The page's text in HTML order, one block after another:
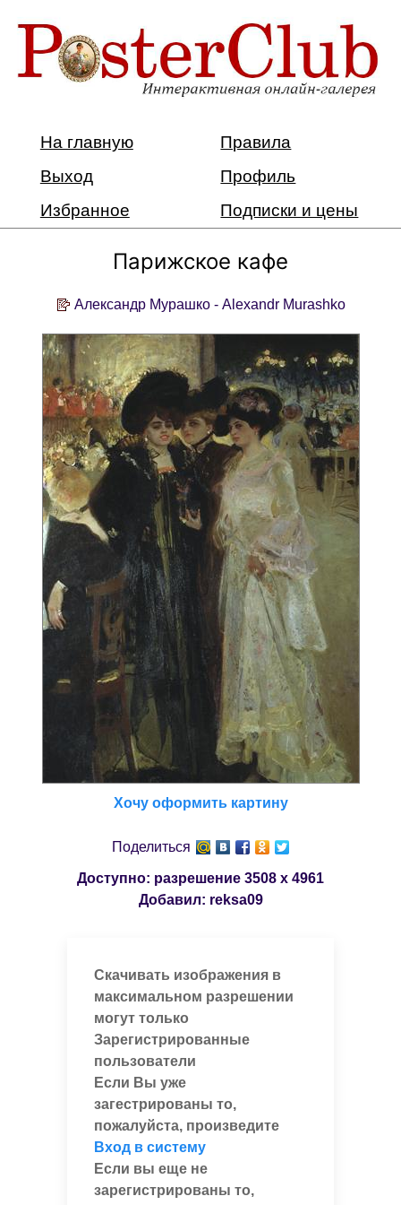
На главную
Правила
Выход
Профиль
Избранное
Подписки и цены
Парижское кафе
Александр Мурашко - Alexandr Murashko
Хочу оформить картину
Поделиться
Доступно: разрешение 3508 x 4961
Добавил: reksa09
Скачивать изображения в
максимальном разрешении
могут только
Зарегистрированные
пользователи
Если Вы уже
загестрированы то,
пожалуйста, произведите
Вход в систему
Если вы еще не
зарегистрированы то,